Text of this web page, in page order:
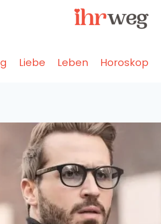
Liebe Leben Horoskop